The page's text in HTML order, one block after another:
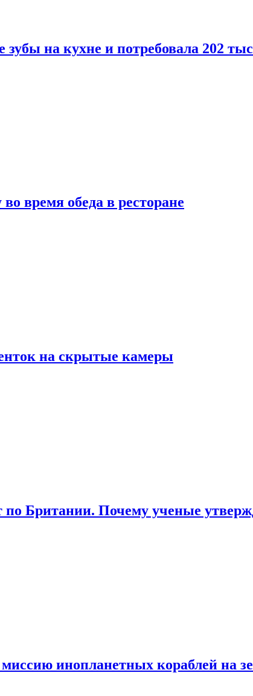
на кухне и потребовала 202
время обеда в ресторане
на скрытые камеры
Британии. Почему ученые
инопланетных кораблей на